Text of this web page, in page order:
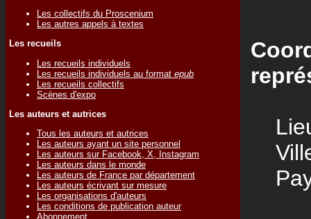
Les collectifs du Proscenium
Les autres appels à textes
Les recueils
Les recueils individuels
Les recueils individuels au format epub
Les recueils collectifs
Scènes d'expo
Les auteurs et autrices
Tous les auteurs et autrices
Les auteurs ayant un site personnel
Les auteurs sur Facebook, X, Instagram
Les auteurs dans le monde
Les auteurs de France par département
Les auteurs écrivant sur mesure
Les organisations d'auteurs
Les conditions de publication auteur
Abonnement